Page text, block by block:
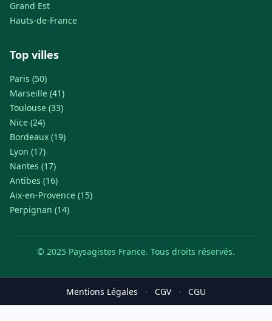
Grand Est
Hauts-de-France
Top villes
Paris (50)
Marseille (41)
Toulouse (33)
Nice (24)
Bordeaux (19)
Lyon (17)
Nantes (17)
Antibes (16)
Aix-en-Provence (15)
Perpignan (14)
© 2025 Paysagistes France. Tous droits réservés.
Mentions Légales · CGV · CGU